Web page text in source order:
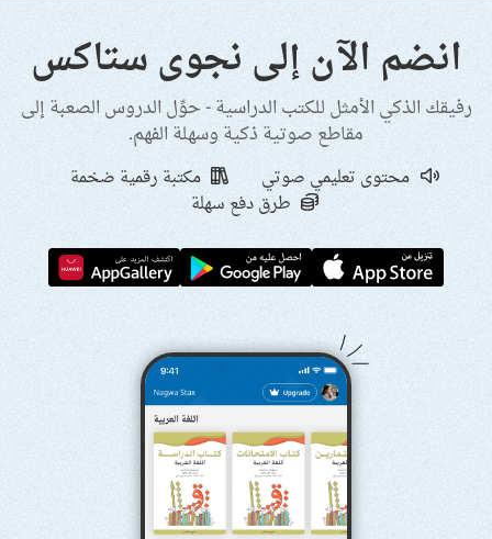
انضم الآن إلى نجوى ستاكس
رفيقك الذكي الأمثل للكتب الدراسية - حوِّل الدروس الصعبة إلى
مقاطع صوتية ذكية وسهلة الفهم.
محتوى تعليمي صوتي
مكتبة رقمية ضخمة
طرق دفع سهلة